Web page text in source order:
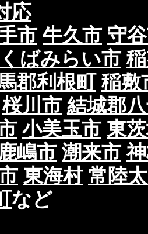
応
市 牛久市 守
ばみらい市
郡利根町 稲敷
桜川市 結城郡
小美玉市 東
嶋市 潮来市
東海村 常陸
など